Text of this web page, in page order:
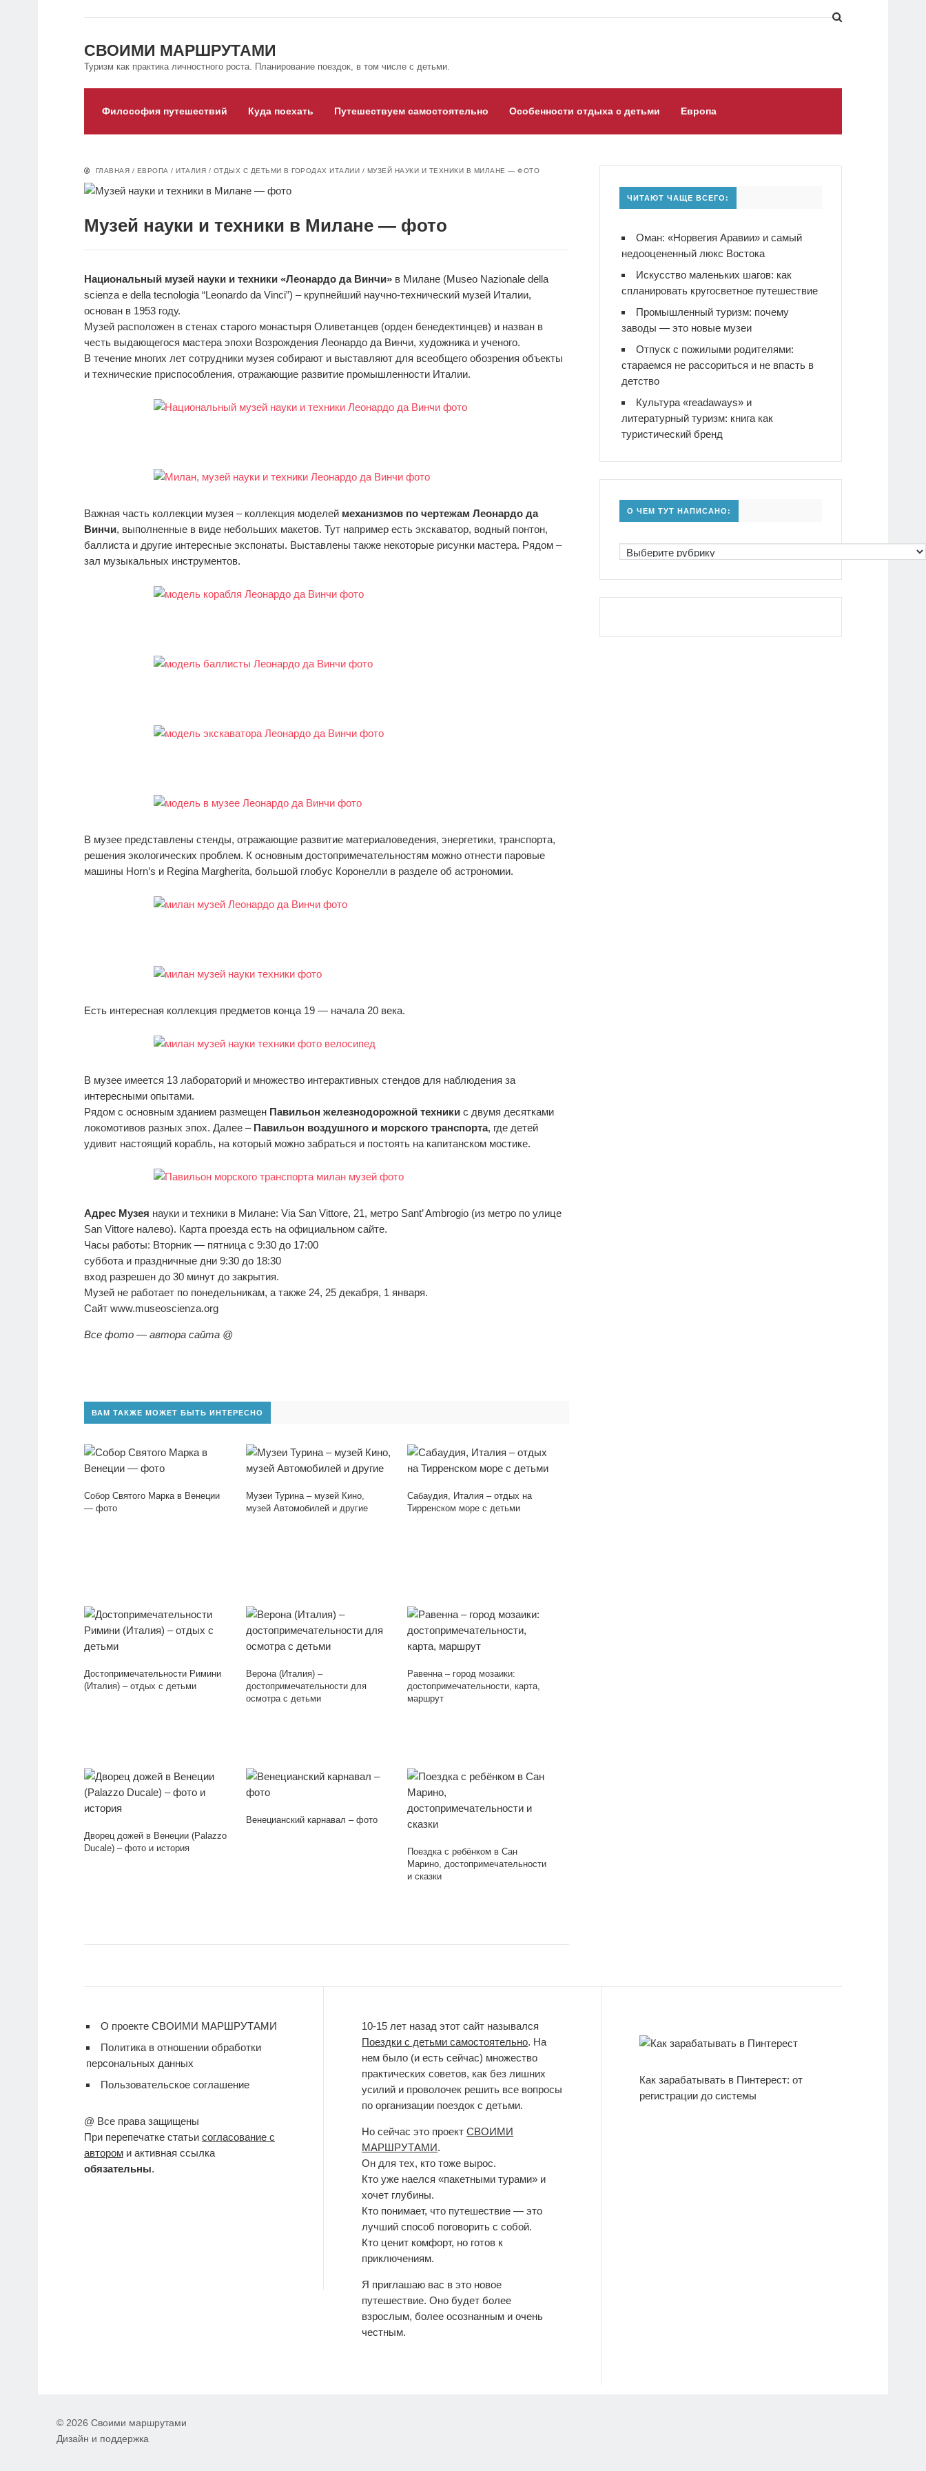
СВОИМИ МАРШРУТАМИ
Туризм как практика личностного роста. Планирование поездок, в том числе с детьми.
Философия путешествий Куда поехать Путешествуем самостоятельно Особенности отдыха с детьми Европа
ГЛАВНАЯ / ЕВРОПА / ИТАЛИЯ / ОТДЫХ С ДЕТЬМИ В ГОРОДАХ ИТАЛИИ / МУЗЕЙ НАУКИ И ТЕХНИКИ В МИЛАНЕ — ФОТО
Музей науки и техники в Милане — фото
Национальный музей науки и техники «Леонардо да Винчи» в Милане (Museo Nazionale della
scienza e della tecnologia “Leonardo da Vinci”) – крупнейший научно-технический музей Италии,
основан в 1953 году.
Музей расположен в стенах старого монастыря Оливетанцев (орден бенедектинцев) и назван в
честь выдающегося мастера эпохи Возрождения Леонардо да Винчи, художника и ученого.
В течение многих лет сотрудники музея собирают и выставляют для всеобщего обозрения объекты
и технические приспособления, отражающие развитие промышленности Италии.
Важная часть коллекции музея – коллекция моделей механизмов по чертежам Леонардо да
Винчи, выполненные в виде небольших макетов. Тут например есть экскаватор, водный понтон,
баллиста и другие интересные экспонаты. Выставлены также некоторые рисунки мастера. Рядом –
зал музыкальных инструментов.
В музее представлены стенды, отражающие развитие материаловедения, энергетики, транспорта,
решения экологических проблем. К основным достопримечательностям можно отнести паровые
машины Horn’s и Regina Margherita, большой глобус Коронелли в разделе об астрономии.
Есть интересная коллекция предметов конца 19 — начала 20 века.
В музее имеется 13 лабораторий и множество интерактивных стендов для наблюдения за
интересными опытами.
Рядом с основным зданием размещен Павильон железнодорожной техники с двумя десятками
локомотивов разных эпох. Далее – Павильон воздушного и морского транспорта, где детей
удивит настоящий корабль, на который можно забраться и постоять на капитанском мостике.
Адрес Музея науки и техники в Милане: Via San Vittore, 21, метро Sant’ Ambrogio (из метро по улице
San Vittore налево). Карта проезда есть на официальном сайте.
Часы работы: Вторник — пятница с 9:30 до 17:00
суббота и праздничные дни 9:30 до 18:30
вход разрешен до 30 минут до закрытия.
Музей не работает по понедельникам, а также 24, 25 декабря, 1 января.
Сайт www.museoscienza.org
Все фото — автора сайта @
ВАМ ТАКЖЕ МОЖЕТ БЫТЬ ИНТЕРЕСНО
Собор Святого Марка в Венеции
— фото
Музеи Турина – музей Кино,
музей Автомобилей и другие
Сабаудия, Италия – отдых на
Тирренском море с детьми
Достопримечательности Римини
(Италия) – отдых с детьми
Верона (Италия) –
достопримечательности для
осмотра с детьми
Равенна – город мозаики:
достопримечательности, карта,
маршрут
Дворец дожей в Венеции (Palazzo
Ducale) – фото и история
Венецианский карнавал – фото
Поездка с ребёнком в Сан
Марино, достопримечательности
и сказки
ЧИТАЮТ ЧАЩЕ ВСЕГО:
Оман: «Норвегия Аравии» и самый
недооцененный люкс Востока
Искусство маленьких шагов: как
спланировать кругосветное путешествие
Промышленный туризм: почему
заводы — это новые музеи
Отпуск с пожилыми родителями:
стараемся не рассориться и не впасть в
детство
Культура «readaways» и
литературный туризм: книга как
туристический бренд
О ЧЕМ ТУТ НАПИСАНО:
О проекте СВОИМИ МАРШРУТАМИ
Политика в отношении обработки
персональных данных
Пользовательское соглашение
@ Все права защищены
При перепечатке статьи согласование с
автором и активная ссылка
обязательны.
10-15 лет назад этот сайт назывался
Поездки с детьми самостоятельно. На
нем было (и есть сейчас) множество
практических советов, как без лишних
усилий и проволочек решить все вопросы
по организации поездок с детьми.
Но сейчас это проектСВОИМИ
МАРШРУТАМИ.
Он для тех, кто тоже вырос.
Кто уже наелся «пакетными турами» и
хочет глубины.
Кто понимает, что путешествие — это
лучший способ поговорить с собой.
Кто ценит комфорт, но готов к
приключениям.
Я приглашаю вас в это новое
путешествие. Оно будет более
взрослым, более осознанным и очень
честным.
Как зарабатывать в Пинтерест: от
регистрации до системы
© 2026 Своими маршрутами
Дизайн и поддержка